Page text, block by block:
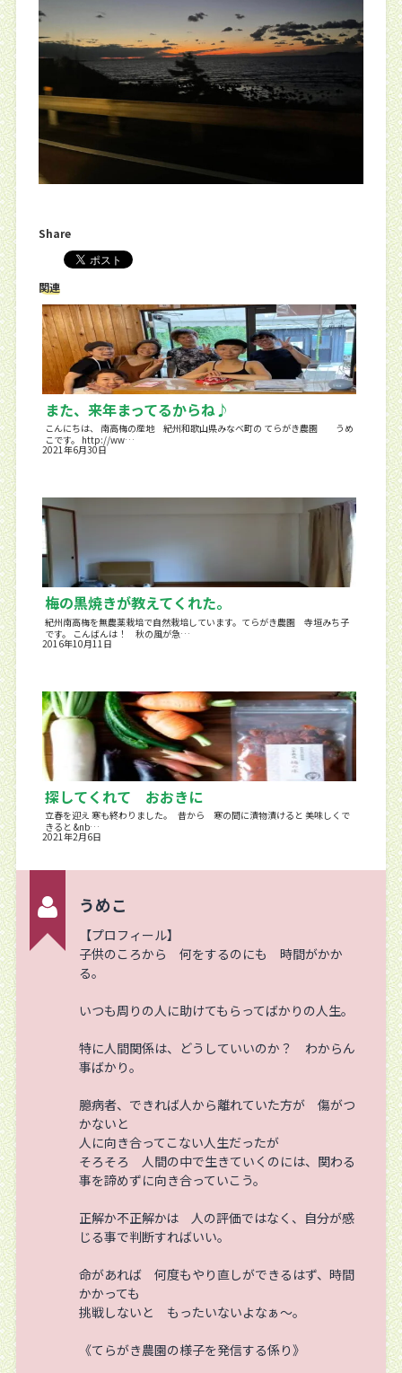
Share
関連
また、来年まってるからね♪
こんにちは、 南高梅の産地 紀州和歌山県みなべ町の てらがき農園 うめ
こです。 http://ww…
2021年6月30日
梅の黒焼きが教えてくれた。
紀州南高梅を無農薬栽培で自然栽培しています。てらがき農園 寺垣みち子
です。 こんばんは！ 秋の風が急…
2016年10月11日
探してくれて おおきに
立春を迎え 寒も終わりました。 昔から 寒の間に漬物漬けると 美味しくで
きると &nb…
2021年2月6日
うめこ
【プロフィール】
子供のころから 何をするのにも 時間がかか
る。
いつも周りの人に助けてもらってばかりの人生。
特に人間関係は、どうしていいのか？ わからん
事ばかり。
臆病者、できれば人から離れていた方が 傷がつ
かないと
人に向き合ってこない人生だったが
そろそろ 人間の中で生きていくのには、関わる
事を諦めずに向き合っていこう。
正解か不正解かは 人の評価ではなく、自分が感
じる事で判断すればいい。
命があれば 何度もやり直しができるはず、時間
かかっても
挑戦しないと もったいないよなぁ～。
《てらがき農園の様子を発信する係り》